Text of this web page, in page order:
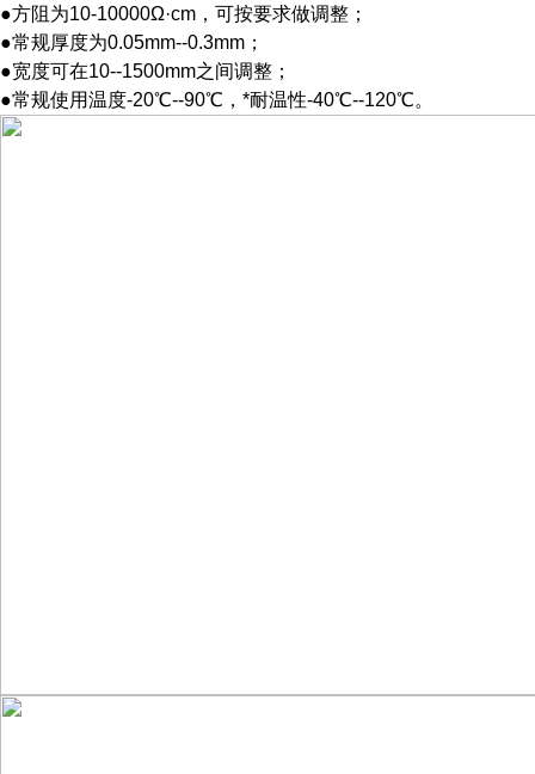
●方阻为10-10000Ω·cm，可按要求做调整；
●常规厚度为0.05mm--0.3mm；
●宽度可在10--1500mm之间调整；
●常规使用温度-20℃--90℃，*耐温性-40℃--120℃。